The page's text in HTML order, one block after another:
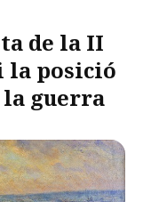
de la II
la posició
la guerra